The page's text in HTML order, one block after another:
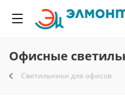
Офисные
Светильники для офисов